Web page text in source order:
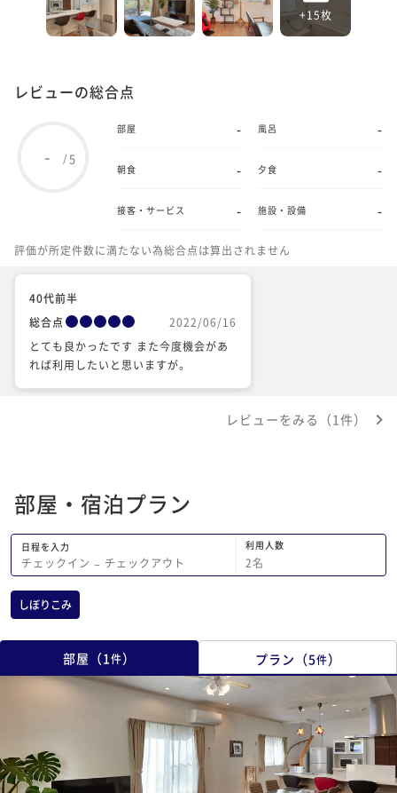
+15枚
レビューの総合点
- /5
部屋 - 風呂 -
朝食 - 夕食 -
接客・サービス - 施設・設備 -
評価が所定件数に満たない為総合点は算出されません
40代前半
総合点
2022/06/16
とても良かったです また今度機会があ
れば利用したいと思いますが。
レビューをみる（1件）
部屋・宿泊プラン
日程を入力
チェックイン − チェックアウト
利用人数
2名
しぼりこみ
部屋 （1 件） プラン （5件）